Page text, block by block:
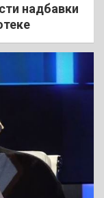
надбавки